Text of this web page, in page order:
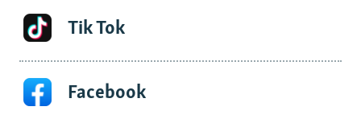
Tik Tok
Facebook